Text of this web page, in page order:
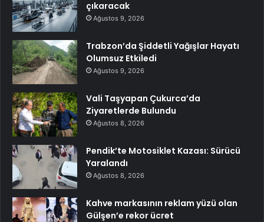
çıkaracak
Ağustos 9, 2026
Trabzon’da Şiddetli Yağışlar Hayatı
Olumsuz Etkiledi
Ağustos 9, 2026
Vali Taşyapan Çukurca’da
Ziyaretlerde Bulundu
Ağustos 8, 2026
Pendik’te Motosiklet Kazası: Sürücü
Yaralandı
Ağustos 8, 2026
Kahve markasının reklam yüzü olan
Gülşen’e rekor ücret